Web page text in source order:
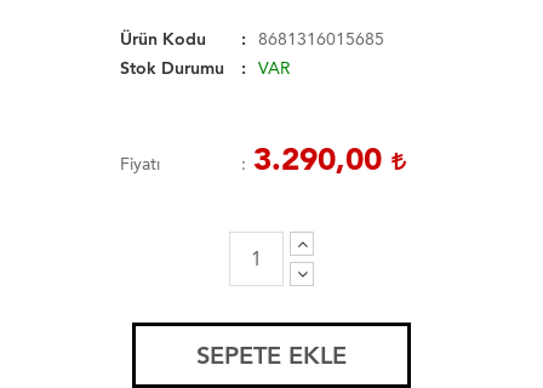
Ürün Kodu
8681316015685
Stok Durumu
VAR
Fiyatı 3.290,00
SEPETE EKLE